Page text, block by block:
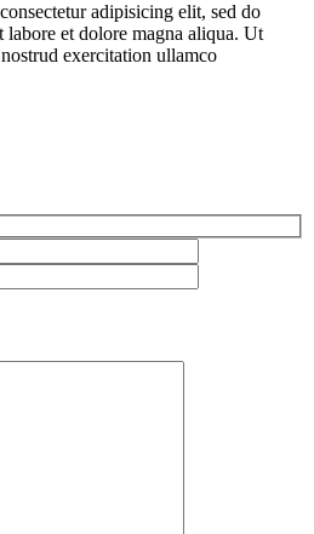
adipisicing elit, sed do
et dolore magna aliqua. Ut
exercitation ullamco